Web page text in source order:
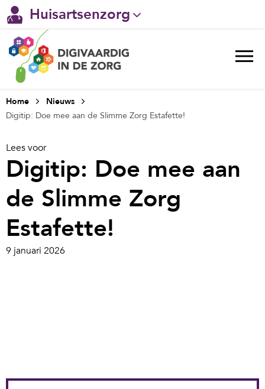
Huisartsenzorg
Gehandicaptenzorg
Verpleeghuiszorg & Zorg thuis
Ggz
Welzijn / sociaal werk
Home
Nieuws
Digitip: Doe mee aan de Slimme Zorg Estafette!
Lees voor
Digitip: Doe mee aan
de Slimme Zorg
Estafette!
9 januari 2026